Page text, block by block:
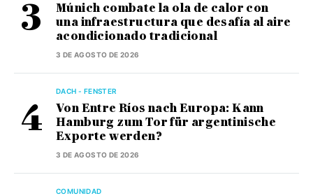
Múnich combate la ola de calor con
una infraestructura que desafía al aire
acondicionado tradicional
3 DE AGOSTO DE 2026
DACH - FENSTER
Von Entre Ríos nach Europa: Kann
Hamburg zum Tor für argentinische
Exporte werden?
3 DE AGOSTO DE 2026
COMUNIDAD